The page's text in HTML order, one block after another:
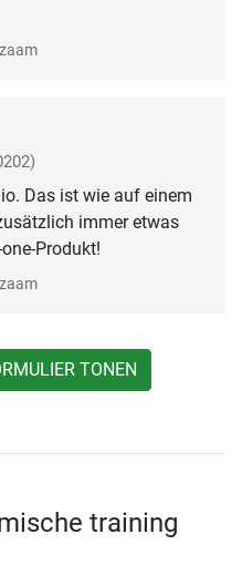
Das ist wie auf einem
immer etwas
Produkt!
TONEN
training